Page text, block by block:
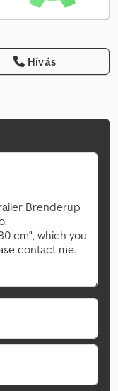
Hívás